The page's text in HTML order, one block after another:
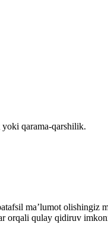
qarama-qarshilik.
maʼlumot olishingiz
qulay qidiruv